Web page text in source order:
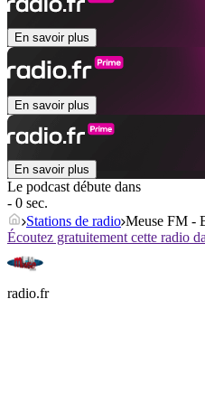
En savoir plus
En savoir plus
En savoir plus
Le podcast débute dans
- 0 sec.
Stations de radio Meuse FM -
Écoutez gratuitement cette radio
radio.fr